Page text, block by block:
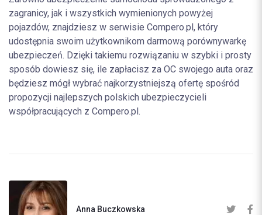
zagranicy, jak i wszystkich wymienionych powyżej
pojazdów, znajdziesz w serwisie Compero.pl, który
udostępnia swoim użytkownikom darmową porównywarkę
ubezpieczeń. Dzięki takiemu rozwiązaniu w szybki i prosty
sposób dowiesz się, ile zapłacisz za OC swojego auta oraz
będziesz mógł wybrać najkorzystniejszą ofertę spośród
propozycji najlepszych polskich ubezpieczycieli
współpracujących z Compero.pl.
Anna Buczkowska